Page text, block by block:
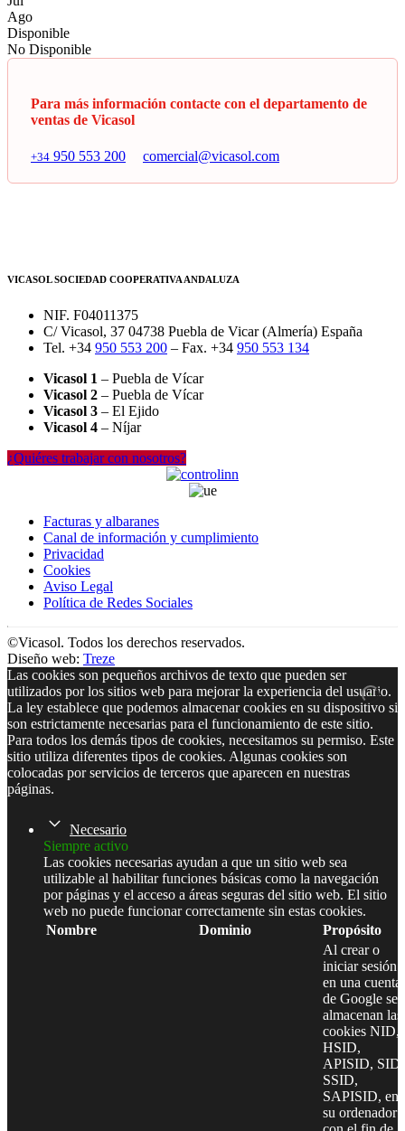
Ago
Disponible
No Disponible
Para más información contacte con el departamento de
ventas de Vicasol
+34 950 553 200 comercial@vicasol.com
VICASOL SOCIEDAD COOPERATIVA ANDALUZA
NIF. F04011375
C/ Vicasol, 37 04738 Puebla de Vicar (Almería) España
Tel. +34 950 553 200 – Fax. +34 950 553 134
Vicasol 1 – Puebla de Vícar
Vicasol 2 – Puebla de Vícar
Vicasol 3 – El Ejido
Vicasol 4 – Níjar
¿Quiéres trabajar con nosotros?
Facturas y albaranes
Canal de información y cumplimiento
Privacidad
Cookies
Aviso Legal
Política de Redes Sociales
©Vicasol. Todos los derechos reservados.
Diseño web: Treze
Las cookies son pequeños archivos de texto que pueden ser
utilizados por los sitios web para mejorar la experiencia del usuario.
La ley establece que podemos almacenar cookies en su dispositivo si
son estrictamente necesarias para el funcionamiento de este sitio.
Para todos los demás tipos de cookies, necesitamos su permiso. Este
sitio utiliza diferentes tipos de cookies. Algunas cookies son
colocadas por servicios de terceros que aparecen en nuestras
páginas.
Necesario
Siempre activo
Las cookies necesarias ayudan a que un sitio web sea
utilizable al habilitar funciones básicas como la navegación
por páginas y el acceso a áreas seguras del sitio web. El sitio
web no puede funcionar correctamente sin estas cookies.
Nombre
Dominio
Propósito
Al crear o
iniciar sesión
en una cuenta
de Google se
almacenan las
cookies NID,
HSID,
APISID, SID,
SSID,
SAPISID, en
su ordenador